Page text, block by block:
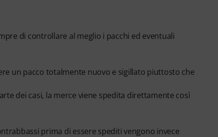
di controllare al meglio i pacchi ed eventuali
un pacco totalmente nuovo e sigillato piuttosto che
dei casi, la merce viene spedita direttamente così
prima di essere spediti vengono invece